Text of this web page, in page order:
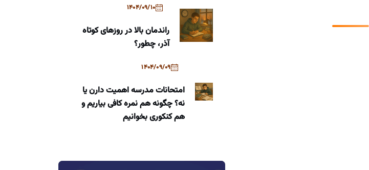
1404/09/10
راندمان بالا در روزهای کوتاه
آذر، چطور؟
1404/09/09
امتحانات مدرسه اهمیت دارن یا
نه؟ چگونه هم نمره کافی بیاریم و
هم کنکوری بخوانیم